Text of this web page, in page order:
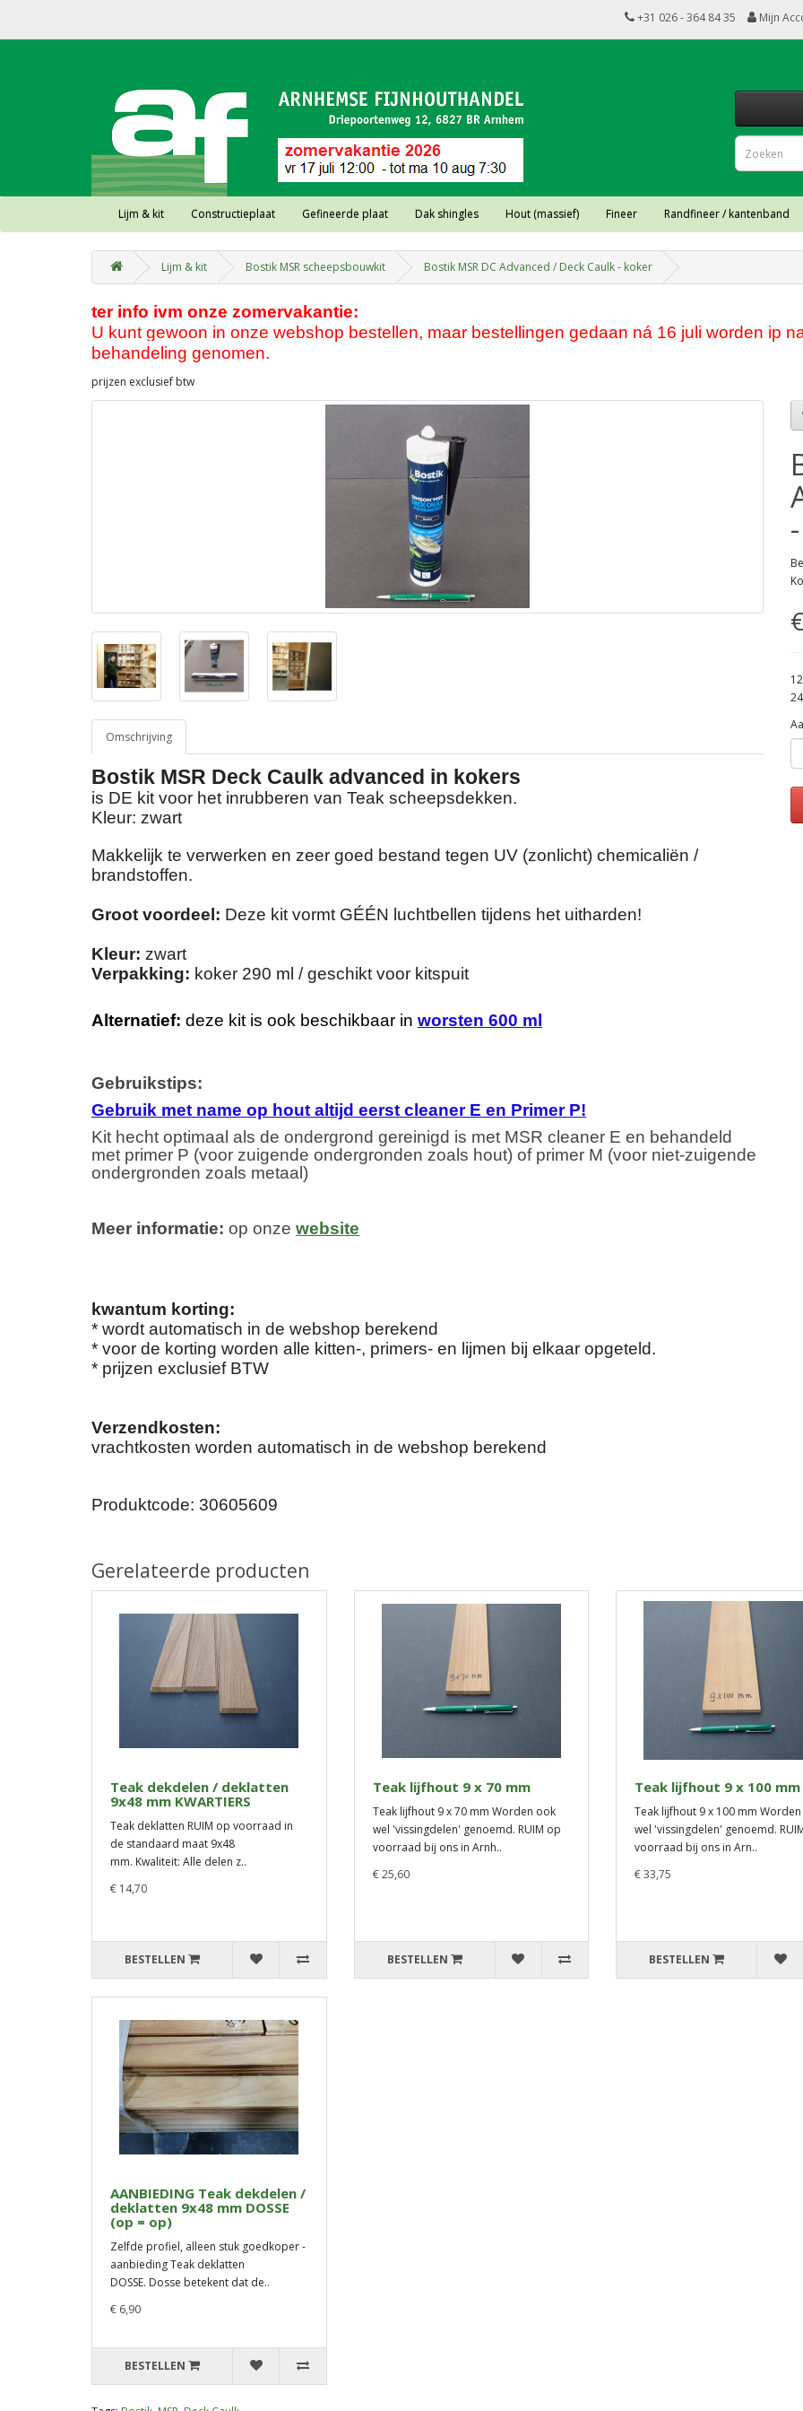
+31 026 - 364 84 35 Mijn
Lijm & kit Constructieplaat Gefineerde plaat Dak shingles Hout (massief) Fineer Randfineer / kantenband
Lijm & kit Bostik MSR scheepsbouwkit Bostik MSR DC Advanced / Deck Caulk - koker
ter info ivm onze zomervakantie:
U kunt gewoon in onze webshop bestellen, maar bestellingen gedaan ná 16 juli worden ip
behandeling genomen.
prijzen exclusief btw
Omschrijving
Bostik MSR Deck Caulk advanced in kokers
is DE kit voor het inrubberen van Teak scheepsdekken.
Kleur: zwart
Makkelijk te verwerken en zeer goed bestand tegen UV (zonlicht) chemicaliën /
brandstoffen.
Groot voordeel: Deze kit vormt GÉÉN luchtbellen tijdens het uitharden!
Kleur: zwart
Verpakking: koker 290 ml / geschikt voor kitspuit
Alternatief: deze kit is ook beschikbaar in worsten 600 ml
Gebruikstips:
Gebruik met name op hout altijd eerst cleaner E en Primer P!
Kit hecht optimaal als de ondergrond gereinigd is met MSR cleaner E en behandeld
met primer P (voor zuigende ondergronden zoals hout) of primer M (voor niet-zuigende
ondergronden zoals metaal)
Meer informatie: op onze website
kwantum korting:
* wordt automatisch in de webshop berekend
* voor de korting worden alle kitten-, primers- en lijmen bij elkaar opgeteld.
* prijzen exclusief BTW
Verzendkosten:
vrachtkosten worden automatisch in de webshop berekend
Produktcode: 30605609
Gerelateerde producten
Teak dekdelen / deklatten
9x48 mm KWARTIERS
Teak deklatten RUIM op voorraad in
de standaard maat 9x48
mm. Kwaliteit: Alle delen z..
€ 14,70
BESTELLEN
Teak lijfhout 9 x 70 mm
Teak lijfhout 9 x 70 mm Worden ook
wel 'vissingdelen' genoemd. RUIM op
voorraad bij ons in Arnh..
€ 25,60
BESTELLEN
Teak lijfhout 9 x 100 mm
Teak lijfhout 9 x 100 mm
wel 'vissingdelen' genoemd.
voorraad bij ons in Arn..
€ 33,75
BESTELLEN
AANBIEDING Teak dekdelen /
deklatten 9x48 mm DOSSE
(op = op)
Zelfde profiel, alleen stuk goedkoper -
aanbieding Teak deklatten
DOSSE. Dosse betekent dat de..
€ 6,90
BESTELLEN